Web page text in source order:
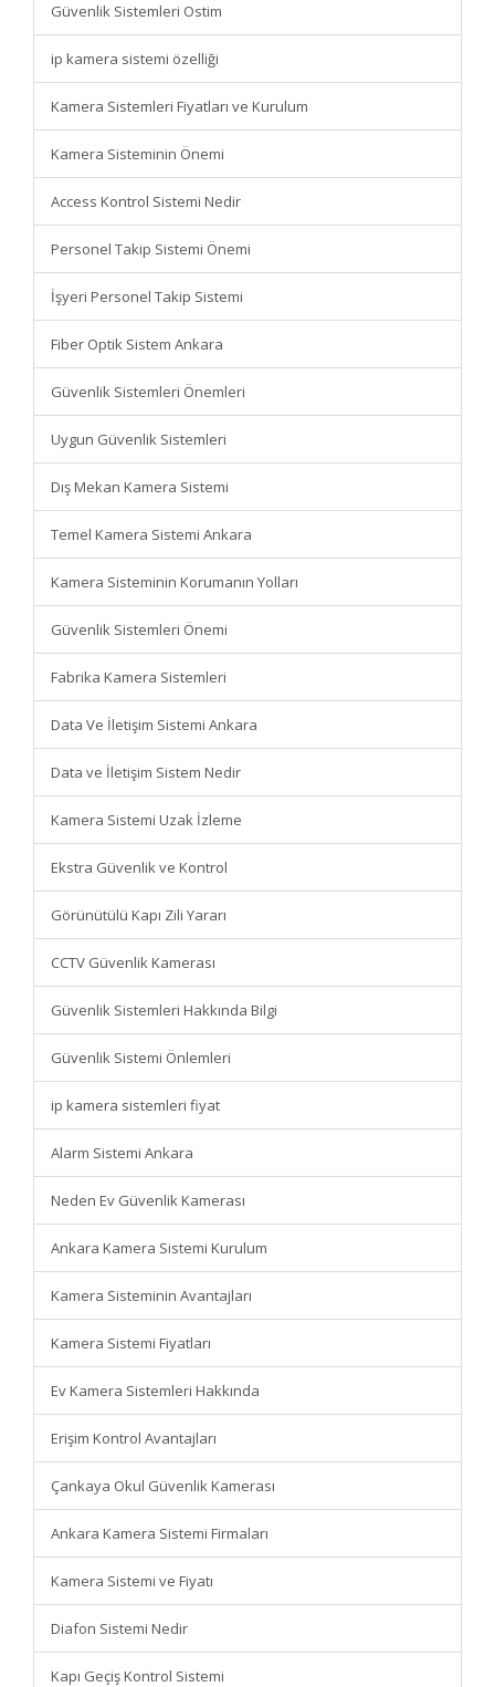
Güvenlik Sistemleri Ostim
ip kamera sistemi özelliği
Kamera Sistemleri Fiyatları ve Kurulum
Kamera Sisteminin Önemi
Access Kontrol Sistemi Nedir
Personel Takip Sistemi Önemi
İşyeri Personel Takip Sistemi
Fiber Optik Sistem Ankara
Güvenlik Sistemleri Önemleri
Uygun Güvenlik Sistemleri
Dış Mekan Kamera Sistemi
Temel Kamera Sistemi Ankara
Kamera Sisteminin Korumanın Yolları
Güvenlik Sistemleri Önemi
Fabrika Kamera Sistemleri
Data Ve İletişim Sistemi Ankara
Data ve İletişim Sistem Nedir
Kamera Sistemi Uzak İzleme
Ekstra Güvenlik ve Kontrol
Görünütülü Kapı Zili Yararı
CCTV Güvenlik Kamerası
Güvenlik Sistemleri Hakkında Bilgi
Güvenlik Sistemi Önlemleri
ip kamera sistemleri fiyat
Alarm Sistemi Ankara
Neden Ev Güvenlik Kamerası
Ankara Kamera Sistemi Kurulum
Kamera Sisteminin Avantajları
Kamera Sistemi Fiyatları
Ev Kamera Sistemleri Hakkında
Erişim Kontrol Avantajları
Çankaya Okul Güvenlik Kamerası
Ankara Kamera Sistemi Firmaları
Kamera Sistemi ve Fiyatı
Diafon Sistemi Nedir
Kapı Geçiş Kontrol Sistemi